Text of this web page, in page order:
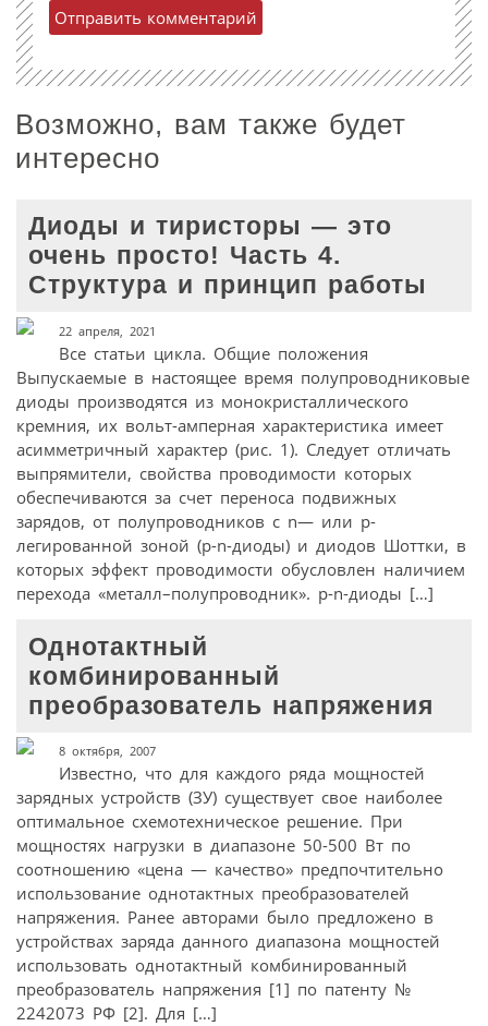
Возможно, вам также будет
интересно
Диоды и тиристоры — это
очень просто! Часть 4.
Структура и принцип работы
22 апреля, 2021
Все статьи цикла. Общие положения
Выпускаемые в настоящее время полупроводниковые
диоды производятся из монокристаллического
кремния, их вольт-амперная характеристика имеет
асимметричный характер (рис. 1). Следует отличать
выпрямители, свойства проводимости которых
обеспечиваются за счет переноса подвижных
зарядов, от полупроводников с n— или p-
легированной зоной (p-n-диоды) и диодов Шоттки, в
которых эффект проводимости обусловлен наличием
перехода «металл–полупроводник». p-n-диоды […]
Однотактный
комбинированный
преобразователь напряжения
8 октября, 2007
Известно, что для каждого ряда мощностей
зарядных устройств (ЗУ) существует свое наиболее
оптимальное схемотехническое решение. При
мощностях нагрузки в диапазоне 50-500 Вт по
соотношению «цена — качество» предпочтительно
использование однотактных преобразователей
напряжения. Ранее авторами было предложено в
устройствах заряда данного диапазона мощностей
использовать однотактный комбинированный
преобразователь напряжения [1] по патенту №
2242073 РФ [2]. Для […]